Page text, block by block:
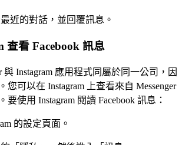
近的對話，並回覆訊息。
查看 Facebook 訊息
與 Instagram 應用程式同屬於同一公司，因
您可以在 Instagram 上查看來自 Messenger
使用 Instagram 閱讀 Facebook 訊息：
的設定頁面。